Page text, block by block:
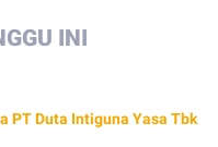
INI
PT Duta Intiguna Yasa Tbk